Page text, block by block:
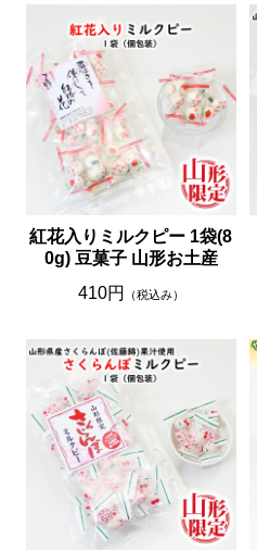
紅花入りミルクピー 1袋(8
0g) 豆菓子 山形お土産
410円
（税込み）